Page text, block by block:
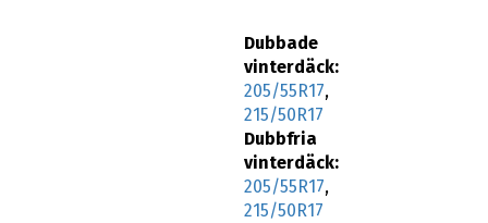
Dubbade
vinterdäck:
205/55R17,
215/50R17
Dubbfria
vinterdäck:
205/55R17,
215/50R17